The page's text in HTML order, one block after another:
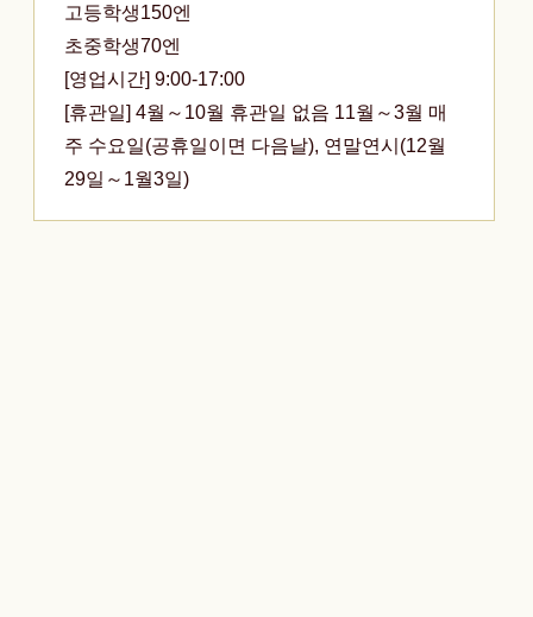
고등학생150엔
초중학생70엔
[영업시간] 9:00-17:00
[휴관일] 4월～10월 휴관일 없음 11월～3월 매
주 수요일(공휴일이면 다음날), 연말연시(12월
29일～1월3일)